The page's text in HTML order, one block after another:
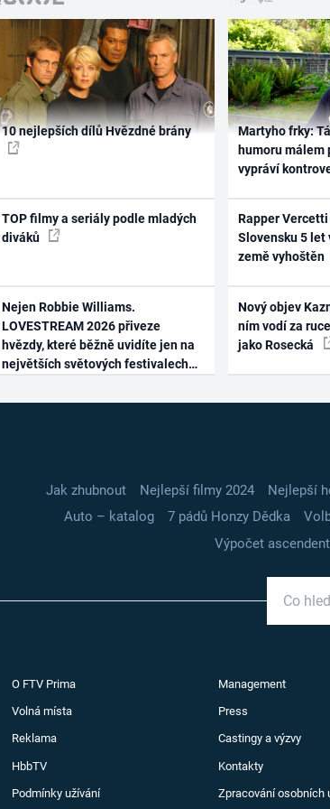
10 nejlepších dílů Hvězdné brány
TOP filmy a seriály podle mladých
diváků
Nejen Robbie Williams.
LOVESTREAM 2026 přiveze
hvězdy, které běžně uvidíte jen na
největších světových festivalech
Martyho frky:
humoru málem
vypráví
Rapper
Slovensku 5 let
země vyhoštěn
Nový objev
ním vodí za
jako Rosecká
Jak zhubnout Nejlepší filmy 2024 Nejlepší
Auto – katalog
7 pádů Honzy Dědka
Výpočet
O FTV Prima Management
Volná místa Press
Reklama Castingy a výzvy
HbbTV Kontakty
Podmínky užívání Zpracování osobních